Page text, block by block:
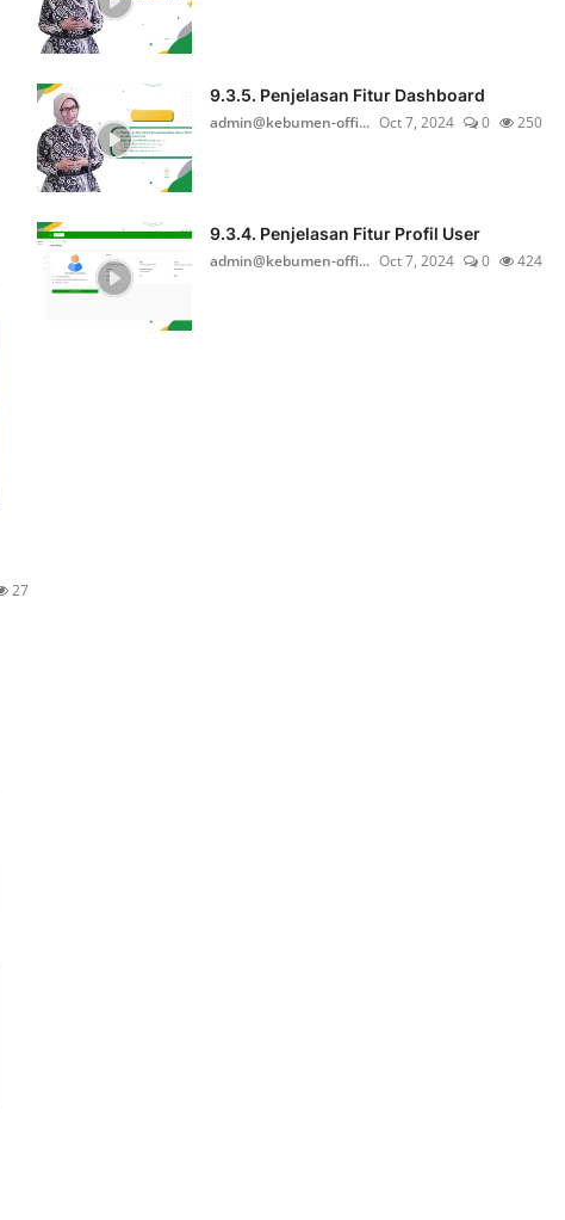
27
9.3.5. Penjelasan Fitur Dashboard
admin@kebumen-offi... Oct 7, 2024 0 250
9.3.4. Penjelasan Fitur Profil User
admin@kebumen-offi... Oct 7, 2024 0 424